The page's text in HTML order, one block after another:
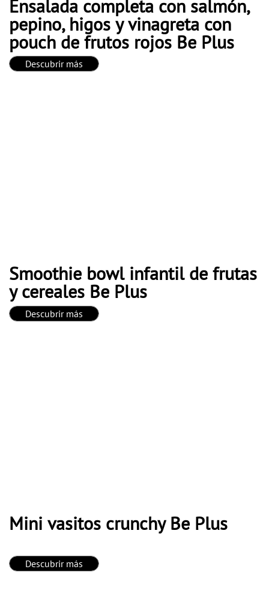
Ensalada completa con salmón,
pepino, higos y vinagreta con
pouch de frutos rojos Be Plus
Descubrir más
Smoothie bowl infantil de frutas
y cereales Be Plus
Descubrir más
Mini vasitos crunchy Be Plus
Descubrir más